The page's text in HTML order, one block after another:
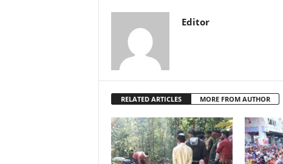
Editor
RELATED ARTICLES MORE FROM AUTHOR